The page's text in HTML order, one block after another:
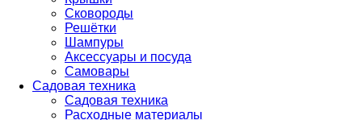
Сковороды
Решётки
Шампуры
Аксессуары и посуда
Самовары
Садовая техника
Садовая техника
Расходные материалы